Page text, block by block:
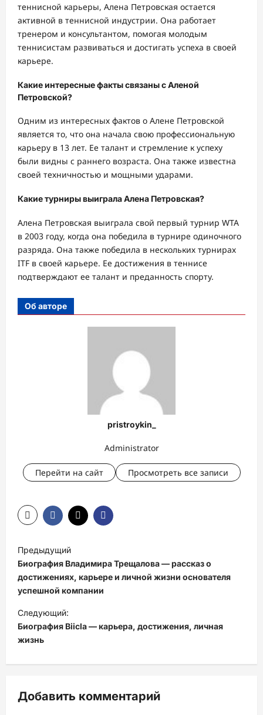
теннисной карьеры, Алена Петровская остается
активной в теннисной индустрии. Она работает
тренером и консультантом, помогая молодым
теннисистам развиваться и достигать успеха в своей
карьере.
Какие интересные факты связаны с Аленой
Петровской?
Одним из интересных фактов о Алене Петровской
является то, что она начала свою профессиональную
карьеру в 13 лет. Ее талант и стремление к успеху
были видны с раннего возраста. Она также известна
своей техничностью и мощными ударами.
Какие турниры выиграла Алена Петровская?
Алена Петровская выиграла свой первый турнир WTA
в 2003 году, когда она победила в турнире одиночного
разряда. Она также победила в нескольких турнирах
ITF в своей карьере. Ее достижения в теннисе
подтверждают ее талант и преданность спорту.
Об авторе
pristroykin_
Administrator
Перейти на сайт Просмотреть все записи
Н
а
в
и
г
а
я
з
Предыдущий
Биография Владимира Трещалова — рассказ о
достижениях, карьере и личной жизни основателя
успешной компании
Следующий:
Биография Biicla — карьера, достижения, личная
жизнь
Добавить комментарий